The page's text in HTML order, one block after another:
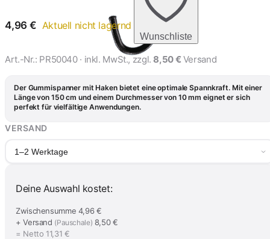
4,96 € Aktuell nicht lagernd
Wunschliste
Art.-Nr.: PR50040· inkl. MwSt., zzgl. 8,50 € Versand
Der Gummispanner mit Haken bietet eine optimale Spannkraft. Mit einer
Länge von 150 cm und einem Durchmesser von 10 mm eignet er sich
perfekt für vielfältige Anwendungen.
VERSAND
1–2 Werktage
Deine Auswahl kostet:
Zwischensumme 4,96 €
+ Versand (Pauschale) 8,50 €
= Netto 11,31 €